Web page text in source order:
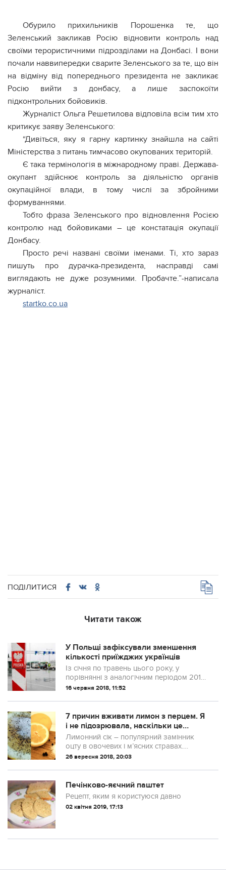
Обурило прихильників Порошенка те, що
Зеленський закликав Росію відновити контроль над
своїми терористичними підрозділами на Донбасі. І вони
почали наввипередки сварите Зеленського за те, що він
на відміну від попереднього президента не закликає
Росію вийти з донбасу, а лише заспокоїти
підконтрольних бойовиків.
Журналіст Ольга Решетилова відповіла всім тим хто
критикує заяву Зеленського:
“Дивіться, яку я гарну картинку знайшла на сайті
Міністерства з питань тимчасово окупованих територій.
Є така термінологія в міжнародному праві. Держава-
окупант здійснює контроль за діяльністю органів
окупаційної влади, в тому числі за збройними
формуваннями.
Тобто фраза Зеленського про відновлення Росією
контролю над бойовиками – це констатація окупації
Донбасу.
Просто речі названі своїми іменами. Ті, хто зараз
пишуть про дурачка-президента, насправді самі
виглядають не дуже розумними. Пробачте.”-написала
журналіст.
startko.co.ua
ПОДІЛИТИСЯ
Читати також
У Польщі зафіксували зменшення
кількості приїжджих українців
Із січня по травень цього року, у
порівнянні з аналогічним періодом 2017
року, спостерігається зниження
українсько-польському кордоні на 10%.
16 червня 2018, 11:52
7 причин вживати лимон з перцем. Я
і не підозрювала, наскільки це
корисно!
Лимонний сік – популярний замінник
оцту в овочевих і м’ясних стравах.
Погодьтеся, ароматна свіжа заправка з
корисніша і натуральніша.
26 вересня 2018, 20:03
Печінково-яєчний паштет
Рецепт, яким я користуюся давно
02 квітня 2019, 17:13